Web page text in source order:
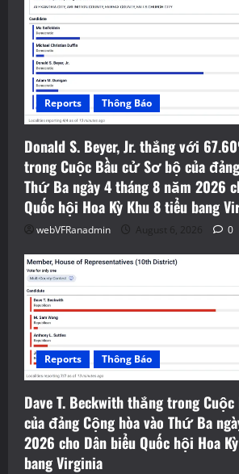
Reports Thông Báo
Donald S. Beyer, Jr. thắng với
trong Cuộc Bầu cử Sơ bộ của
Thứ Ba ngày 4 tháng 8 năm 2026
Quốc hội Hoa Kỳ Khu 8 tiểu bang
webVFRanadmin August 6, 2026 0
Reports Thông Báo
Dave T. Beckwith thắng trong
của đảng Cộng hòa vào Thứ Ba
2026 cho Dân biểu Quốc hội Hoa
bang Virginia